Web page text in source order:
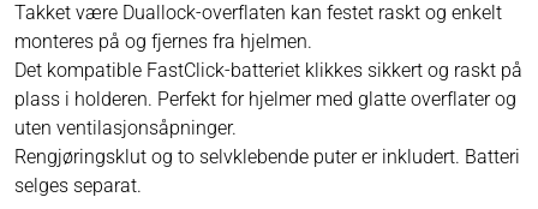
Takket være Duallock-overflaten kan festet raskt og enkelt
monteres på og fjernes fra hjelmen.
Det kompatible FastClick-batteriet klikkes sikkert og raskt på
plass i holderen. Perfekt for hjelmer med glatte overflater og
uten ventilasjonsåpninger.
Rengjøringsklut og to selvklebende puter er inkludert. Batteri
selges separat.